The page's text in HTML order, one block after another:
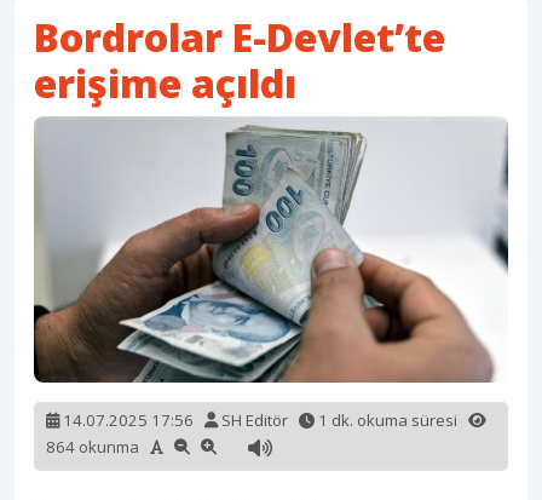
Bordrolar E-Devlet’te
erişime açıldı
14.07.2025 17:56 SH Editör
1 dk. okuma süresi
864 okunma